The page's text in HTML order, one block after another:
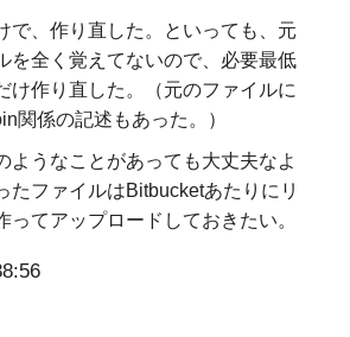
で、作り直した。といっても、元
を全く覚えてないので、必要最低
け作り直した。（元のファイルに
関係の記述もあった。）
ようなことがあっても大丈夫なよ
たファイルはBitbucketあたりにリ
ってアップロードしておきたい。